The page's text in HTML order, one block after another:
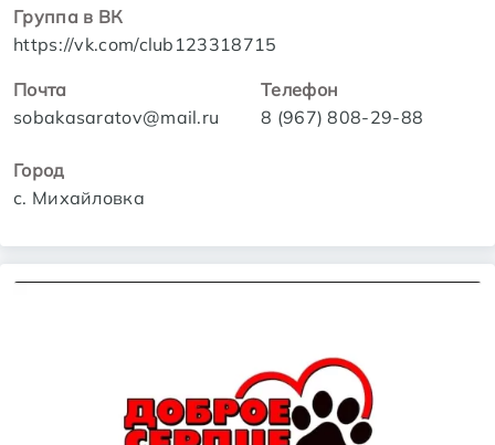
Группа в ВК
https://vk.com/club123318715
Почта
sobakasaratov@mail.ru
Телефон
8 (967) 808-29-88
Город
с. Михайловка